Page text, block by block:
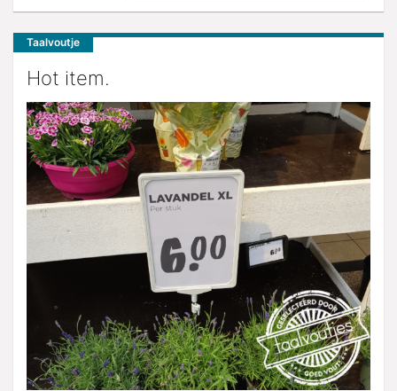
Taalvoutje
Hot item.